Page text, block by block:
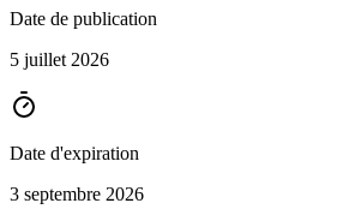
Date de publication
5 juillet 2026
Date d'expiration
3 septembre 2026